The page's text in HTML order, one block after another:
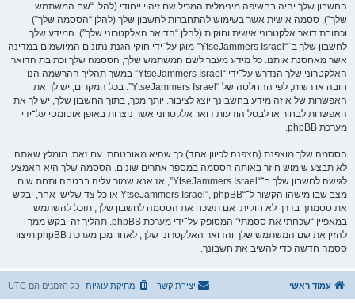
החשבון שלך יהיה בחשיפה מינימלית המכיל שם זיהוי ייחודי (להלן “שם המשתמש
שלך”), ססמה אישית אשר בשימוש להתחברות לחשבון שלך (להלן “הססמה שלך”)
וכתובת דואר אלקטרוני אישית וחוקית (להלן “הדואר האלקטרוני שלך”). המידע שלך
לחשבון שלך ב־“YtseJammers Israel” מוגן על־ידי חוקי הגנת נתונים המיושמים במדינה
אשר מאחסנת אותנו. כל מידע מעבר לשם המשתמש שלך, הססמה שלך וכתובת הדואר
האלקטרוני שלך הנדרש על־ידי “YtseJammers Israel” במשך תהליך ההרשמה הנו
חובה או רשות, לפי ההחלטה של “YtseJammers Israel”. בכל המקרים, יש לך את
האפשרות של איזה מידע בחשבונך יוצג לציבור. יותך מכך, בתוך החשבון שלך, יש לך את
האפשרות לבחור או לבטל הודעות דואר אלקטרוני אשר נוצרות באופן אוטומטי על־ידי
מערכת phpBB.
הססמה שלך מוצפנת (הצפנה לכיוון אחד) כך שהיא מאובטחת. עם זאת, מומלץ שאתה
לא תבצע שימוש חוזר באותה הססמה במספר אתרים שונים. הססמה שלך היא האמצעי
לגישה לחשבון שלך ב־“YtseJammers Israel”, אז אנא שמור עליה בבטחה ותחת שום
מצב שבו מישהו הקשור ל־“YtseJammers Israel”, phpBB או כל צד שלישי אחר, יבקש
את ססמתך בדרך לא חוקית. אם תשכח את הססמה לחשבון שלך, תוכל להשתמש
במאפיין “שכחתי את ססמתי” המסופק על־ידי מערכת phpBB. תהליך זה יבקש ממך
להזין את שם המשתמש שלך והדואר האלקטרוני שלך, לאחר מכן מערכת phpBB תיצור
ססמה חדשה כדי להשיב את חשבונך.
עמוד ראשי כל הזמנים הם UTC מחיקת עוגיות יצירת קשר